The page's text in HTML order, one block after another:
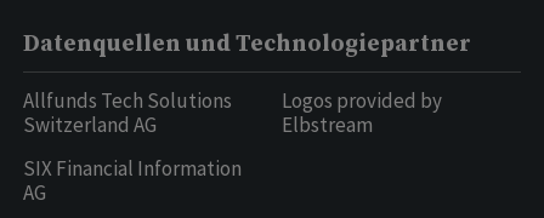
Datenquellen und Technologiepartner
Allfunds Tech Solutions
Switzerland AG
SIX Financial Information
AG
Logos provided by
Elbstream